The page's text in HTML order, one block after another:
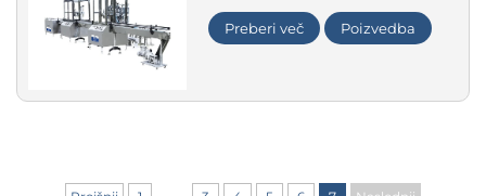
uporabo za barvanje las
Preberi več Poizvedba